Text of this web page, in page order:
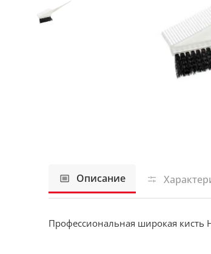
Описание
Профессиональная широкая кисть